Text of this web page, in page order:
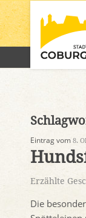
Eintrag vom 8.
Erzählte
Die